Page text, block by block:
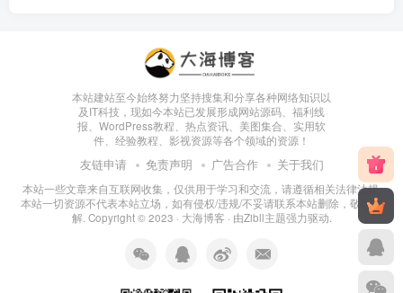
本站建站至今始终努力坚持搜集和分享各种网络知识以
及IT科技，现如今本站已发展形成网站源码、福利线
报、WordPress教程、热点资讯、美图集合、实用软
件、经验教程、影视资源等各个领域的资源！
友链申请 免责声明 广告合作 关于我们
本站一些文章来自互联网收集，仅供用于学习和交流，请遵循相关法律法规.
本站一切资源不代表本站立场，如有侵权/违规/不妥请联系本站删除，敬请谅
解. Copyright © 2023 · 大海博客 · 由Zibll主题强力驱动.